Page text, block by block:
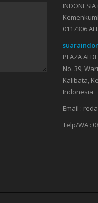
PLAZA
No. 39,
Kalibata,
Indonesia
Email :
Telp/WA :